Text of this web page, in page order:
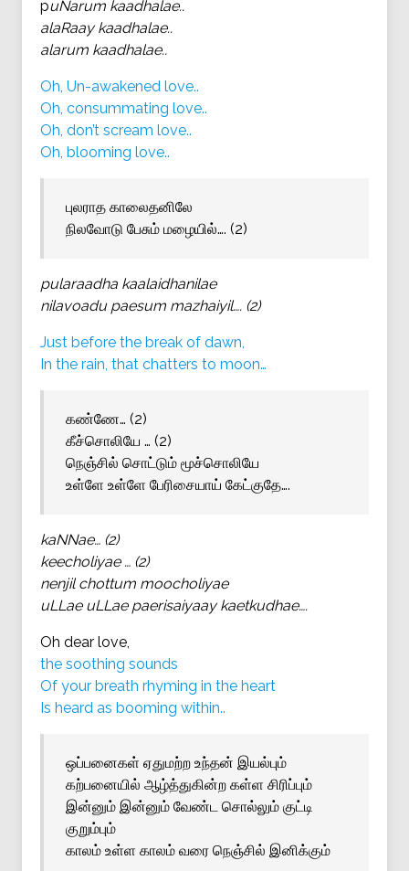
puNarum kaadhalae..
alaRaay kaadhalae..
alarum kaadhalae..
Oh, Un-awakened love..
Oh, consummating love..
Oh, don’t scream love..
Oh, blooming love..
புலராத காலைதனிலே
நிலவோடு பேசும் மழையில்…. (2)
pularaadha kaalaidhanilae
nilavoadu paesum mazhaiyil…. (2)
Just before the break of dawn,
In the rain, that chatters to moon…
கண்ணே… (2)
கீச்சொலியே … (2)
நெஞ்சில் சொட்டும் மூச்சொலியே
உள்ளே உள்ளே பேரிசையாய் கேட்குதே….
kaNNae… (2)
keecholiyae … (2)
nenjil chottum moocholiyae
uLLae uLLae paerisaiyaay kaetkudhae….
Oh dear love,
the soothing sounds
Of your breath rhyming in the heart
Is heard as booming within..
ஒப்பனைகள் ஏதுமற்ற உந்தன் இயல்பும்
கற்பனையில் ஆழ்த்துகின்ற கள்ள சிரிப்பும்
இன்னும் இன்னும் வேண்ட சொல்லும் குட்டி
குறும்பும்
காலம் உள்ள காலம் வரை நெஞ்சில் இனிக்கும்